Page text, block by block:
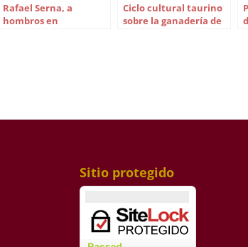
Rafael Serna, a
hombros en
Ciclo cultural taurino
sobre la ganadería de
Sitio protegido